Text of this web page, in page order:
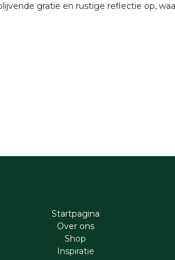
gratie en rustige reflectie op,
Startpagina
Ove​r​ ons
Shop
Inspiratie